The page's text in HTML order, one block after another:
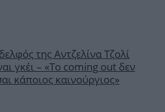
της Αντζελίνα Τζολί
γκέι – «Το coming out δεν
κάποιος καινούργιος»